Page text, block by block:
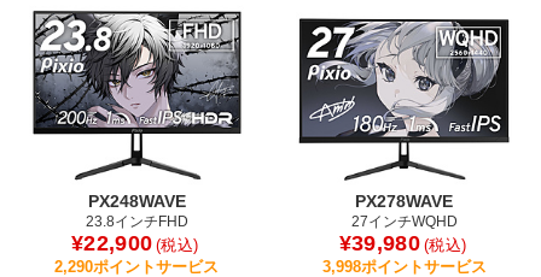
PX248WAVE
23.8インチFHD
¥22,900 (税込)
2,290ポイントサービス
PX278WAVE
27インチWQHD
¥39,980 (税込)
3,998ポイントサービス